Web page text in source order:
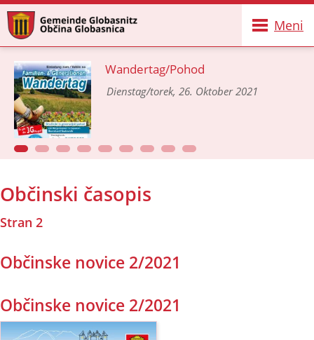
Meni
Wandertag/Pohod
Dienstag/torek, 26. Oktober 2021
Občinski časopis
Stran 2
Občinske novice 2/2021
Občinske novice 2/2021